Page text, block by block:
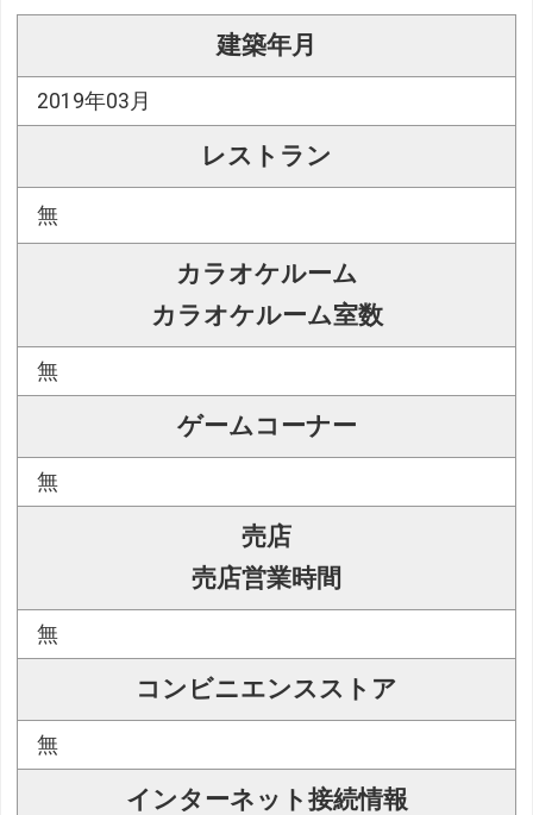
建築年月
2019年03月
レストラン
無
カラオケルーム
カラオケルーム室数
無
ゲームコーナー
無
売店
売店営業時間
無
コンビニエンスストア
無
インターネット接続情報